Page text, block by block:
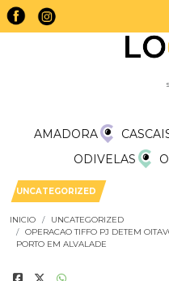
AMADORA
ODIVELAS
UNCATEGORIZED
INICIO
UNCATEGORIZED
OPERACAO TIFFO PJ DETEM
PORTO EM ALVALADE